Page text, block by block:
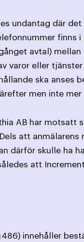
undantag där
avtal)
varor eller
ska anses
men inte mer
AB har
att
därför skulle ha
att
innehåller